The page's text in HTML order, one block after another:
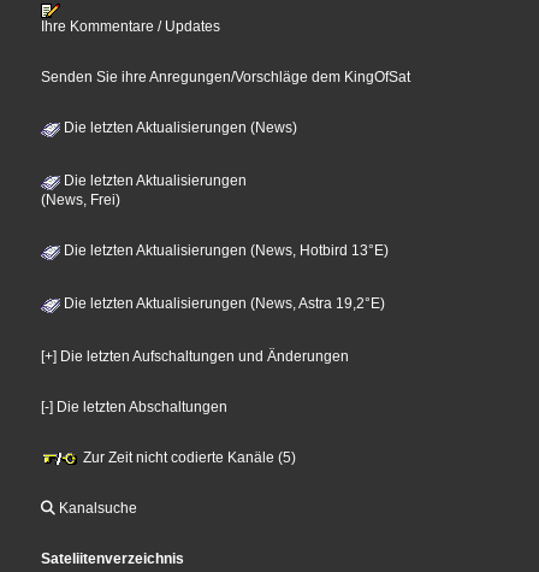
Ihre Kommentare / Updates
Senden Sie ihre Anregungen/Vorschläge dem KingOfSat
Die letzten Aktualisierungen (News)
Die letzten Aktualisierungen
(News, Frei)
Die letzten Aktualisierungen (News, Hotbird 13°E)
Die letzten Aktualisierungen (News, Astra 19,2°E)
[+] Die letzten Aufschaltungen und Änderungen
[-] Die letzten Abschaltungen
Zur Zeit nicht codierte Kanäle (5)
Kanalsuche
Sateliitenverzeichnis